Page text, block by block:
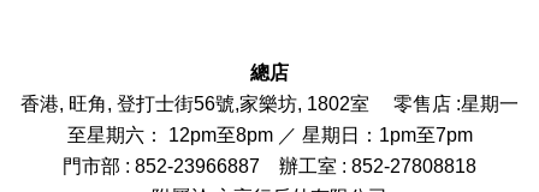
總店
香港, 旺角, 登打士街56號,家樂坊, 1802室 零售店 :星期一
至星期六： 12pm至8pm ／ 星期日：1pm至7pm
門市部 : 852-23966887 辦工室 : 852-27808818